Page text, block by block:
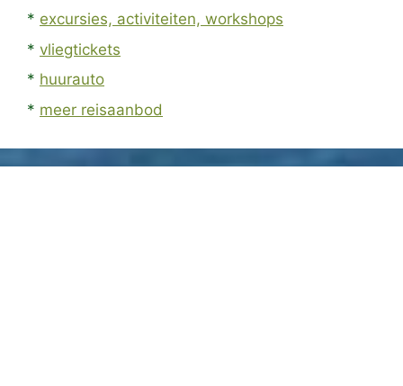
* excursies, activiteiten, workshops
* vliegtickets
* huurauto
* meer reisaanbod